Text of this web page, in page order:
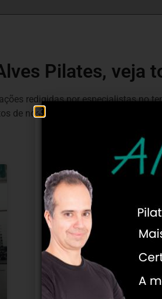
Pilates, veja
redigidas por especialistas no
de nossos autores convidados